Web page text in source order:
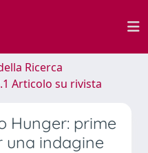
Ricerca
Articolo su rivista
Hunger: prime
una indagine